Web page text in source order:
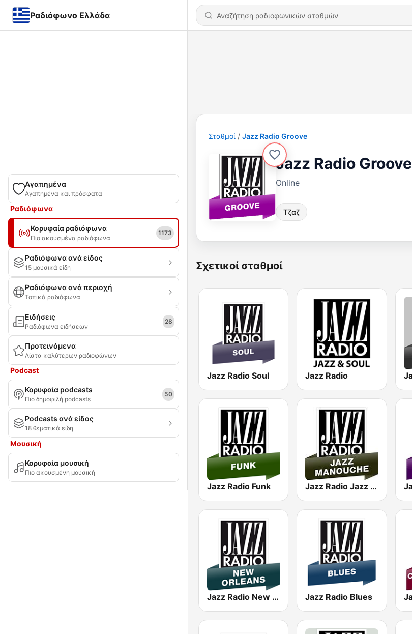
Ραδιόφωνο Ελλάδα
Αγαπημένα
Αγαπημένα και πρόσφατα
Ραδιόφωνα
Κορυφαία ραδιόφωνα
Πιο ακουσμένα ραδιόφωνα
1173
Ραδιόφωνα ανά είδος
15 μουσικά είδη
Ραδιόφωνα ανά περιοχή
Τοπικά ραδιόφωνα
Ειδήσεις
Ραδιόφωνα ειδήσεων
28
Προτεινόμενα
Λίστα καλύτερων ραδιοφώνων
Podcast
Κορυφαία podcasts
Πιο δημοφιλή podcasts
50
Podcasts ανά είδος
18 θεματικά είδη
Μουσική
Κορυφαία μουσική
Πιο ακουσμένη μουσική
Σταθμοί Jazz Radio Groove
Jazz Radio Groove
Online
Τζαζ
Σχετικοί σταθμοί
Jazz Radio Soul Jazz Radio
Jazz Radio Funk Jazz Radio Jazz Manouche
Jazz Radio New Orleans Jazz Radio Blues